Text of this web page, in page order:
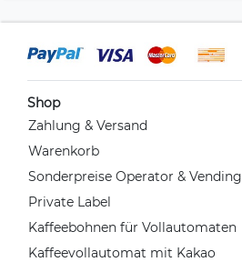
Shop
Zahlung & Versand
Warenkorb
Sonderpreise Operator & Vending
Private Label
Kaffeebohnen für Vollautomaten
Kaffeevollautomat mit Kakao